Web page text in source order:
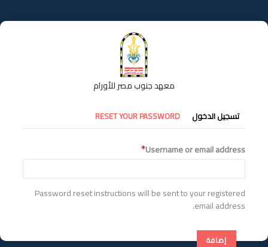
إلى
المحتوى
معهد جنوب مصر للأورام
التبويبات
الأساسية
تسجيل الدخول RESET YOUR PASSWORD
Username or email address
Password reset instructions will be sent to your registered
email address.